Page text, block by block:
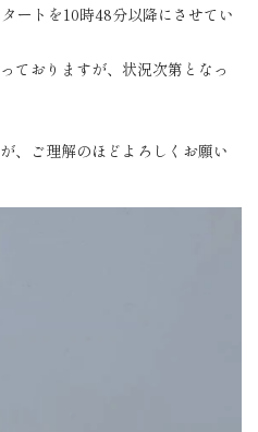
ートを10時48分以降にさせてい
ておりますが、状況次第となっ
、ご理解のほどよろしくお願い